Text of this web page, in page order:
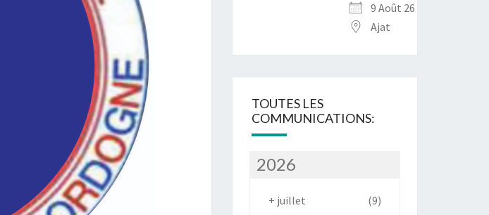
9 Août 26
Ajat
TOUTES LES
COMMUNICATIONS:
2026
+ juillet (9)